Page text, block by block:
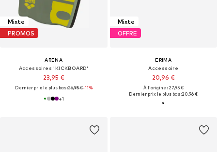
Mixte
PROMOS
ARENA
Accessoires 'KICKBOARD'
23,95 €
Dernier prix le plus bas :26,95 €-11%
+1
Mixte
OFFRE
ERIMA
Accessoire
20,96 €
À l'origine : 27,95 €
Dernier prix le plus bas :20,96 €